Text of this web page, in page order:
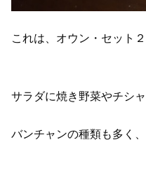
これは、オウン・セット２
サラダに焼き野菜やチシ
バンチャンの種類も多く、